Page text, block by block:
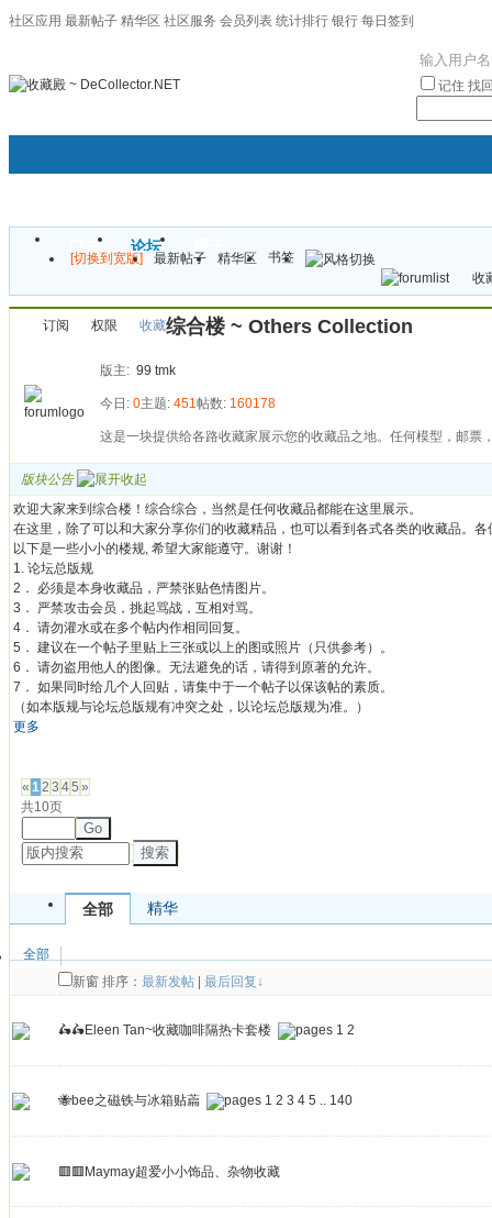
社区应用 最新帖子 精华区 社区服务 会员列表 统计排行 银行 每日签到
记住 找
门户 论坛
[切换到宽版] 最新帖子 精华区
书签
收
订阅 权限 综合楼 ~ Others Collection
收藏
版主: 99 tmk
今日: 0主题: 451帖数: 160178
这是一块提供给各路收藏家展示您的收藏品之地。任何模型，邮
版块公告
欢迎大家来到综合楼！综合综合，当然是任何收藏品都能在这里展示。
在这里，除了可以和大家分享你们的收藏精品，也可以看到各式各类的收藏品。
以下是一些小小的楼规, 希望大家能遵守。谢谢！
1. 论坛总版规
2． 必须是本身收藏品，严禁张贴色情图片。
3． 严禁攻击会员，挑起骂战，互相对骂。
4． 请勿灌水或在多个帖内作相同回复。
5． 建议在一个帖子里贴上三张或以上的图或照片（只供参考）。
6． 请勿盗用他人的图像。无法避免的话，请得到原著的允许。
7． 如果同时给几个人回贴，请集中于一个帖子以保该帖的素质。
（如本版规与论坛总版规有冲突之处，以论坛总版规为准。）
更多
« 12 3 45 »
共10页
Go
搜索
全部 精华
全部
新窗 排序： 最新发帖 最后回复↓
🛵🛵Eleen Tan~收藏咖啡隔热卡套楼 1 2
🐝bee之磁铁与冰箱贴萹 1 2 3 4 5 .. 140
🟥🟥Maymay超爱小小饰品、杂物收藏